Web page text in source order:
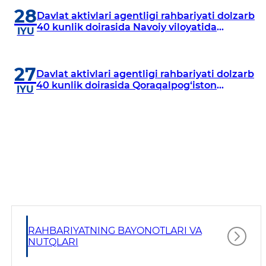
28
IYU
Davlat aktivlari agentligi rahbariyati dolzarb
40 kunlik doirasida Navoiy viloyatida
27
IYU
Davlat aktivlari agentligi rahbariyati dolzarb
40 kunlik doirasida Qoraqalpog‘iston
RAHBARIYATNING BAYONOTLARI VA
NUTQLARI